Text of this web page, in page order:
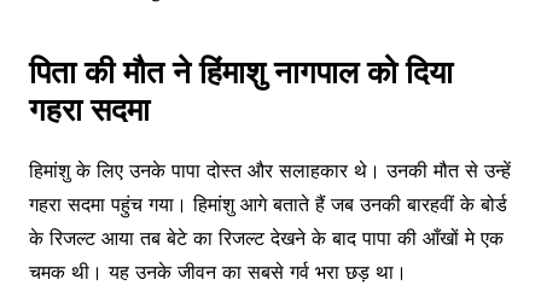
पिता की मौत ने हिंमाशु नागपाल को दिया
गहरा सदमा
हिमांशु के लिए उनके पापा दोस्त और सलाहकार थे। उनकी मौत से उन्हें
गहरा सदमा पहुंच गया। हिमांशु आगे बताते हैं जब उनकी बारहवीं के बोर्ड
के रिजल्ट आया तब बेटे का रिजल्ट देखने के बाद पापा की आँखों मे एक
चमक थी। यह उनके जीवन का सबसे गर्व भरा छड़ था।